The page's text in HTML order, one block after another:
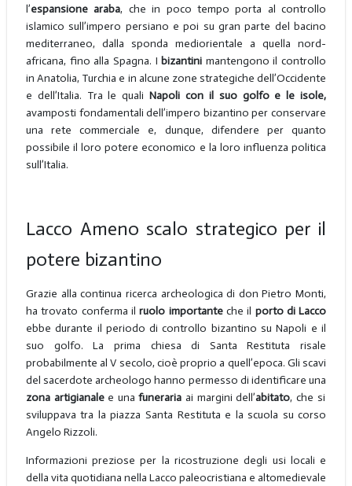
l’espansione araba, che in poco tempo porta al controllo
islamico sull’impero persiano e poi su gran parte del bacino
mediterraneo, dalla sponda mediorientale a quella nord-
africana, fino alla Spagna. Ibizantini mantengono il controllo
in Anatolia, Turchia e in alcune zone strategiche dell’Occidente
e dell’Italia. Tra le qualiNapoli con il suo golfo e le isole,
avamposti fondamentali dell’impero bizantino per conservare
una rete commerciale e, dunque, difendere per quanto
possibile il loro potere economico e la loro influenza politica
sull’Italia.
Lacco Ameno scalo strategico per il
potere bizantino
Grazie alla continua ricerca archeologica di don Pietro Monti,
ha trovato conferma ilruolo importanteche il porto di Lacco
ebbe durante il periodo di controllo bizantino su Napoli e il
suo golfo. La prima chiesa di Santa Restituta risale
probabilmente al V secolo, cioè proprio a quell’epoca. Gli scavi
del sacerdote archeologo hanno permesso di identificare una
zona artigianale e unafuneraria ai margini dell’abitato, che si
sviluppava tra la piazza Santa Restituta e la scuola su corso
Angelo Rizzoli.
Informazioni preziose per la ricostruzione degli usi locali e
della vita quotidiana nella Lacco paleocristiana e altomedievale